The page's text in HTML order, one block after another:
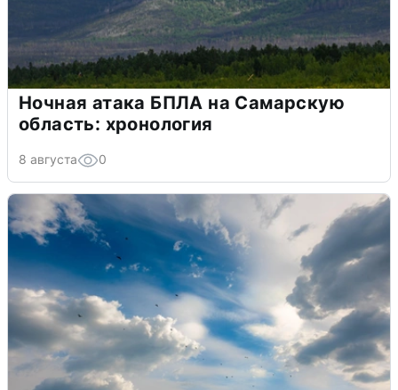
Ночная атака БПЛА на Самарскую
область: хронология
8 августа 0